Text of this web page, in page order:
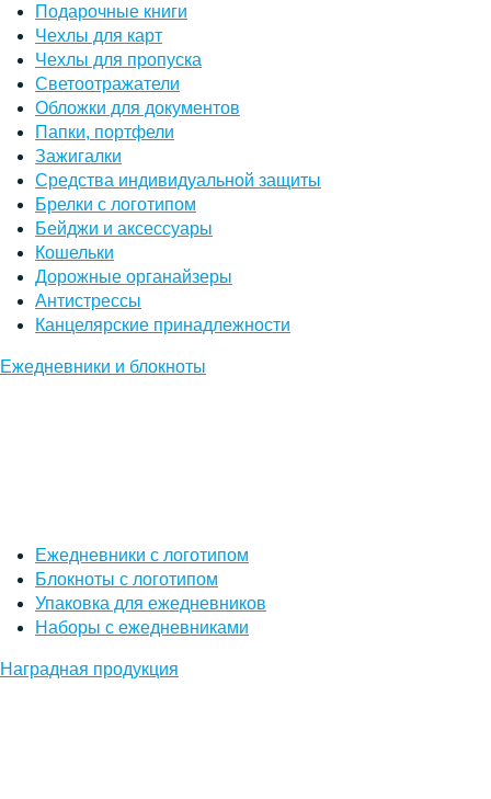
Подарочные книги
Чехлы для карт
Чехлы для пропуска
Светоотражатели
Обложки для документов
Папки, портфели
Зажигалки
Средства индивидуальной защиты
Брелки с логотипом
Бейджи и аксессуары
Кошельки
Дорожные органайзеры
Антистрессы
Канцелярские принадлежности
Ежедневники и блокноты
Ежедневники с логотипом
Блокноты с логотипом
Упаковка для ежедневников
Наборы с ежедневниками
Наградная продукция